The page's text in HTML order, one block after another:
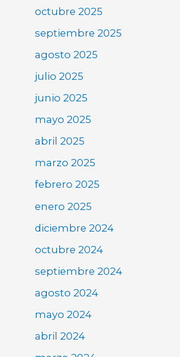
octubre 2025
septiembre 2025
agosto 2025
julio 2025
junio 2025
mayo 2025
abril 2025
marzo 2025
febrero 2025
enero 2025
diciembre 2024
octubre 2024
septiembre 2024
agosto 2024
mayo 2024
abril 2024